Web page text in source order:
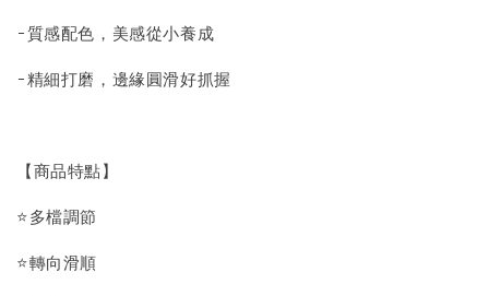
-質感配色，美感從小養成
-精細打磨，邊緣圓滑好抓握
【商品特點】
⭐多檔調節
⭐轉向滑順